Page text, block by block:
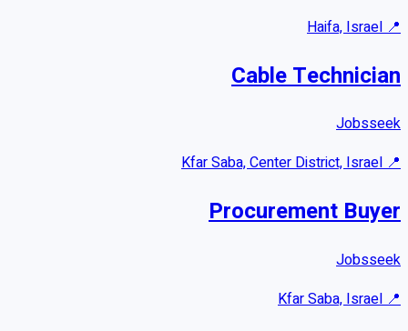
📍
Haifa, Israel
Cable Technician
Jobsseek
📍
Kfar Saba, Center District, Israel
Procurement Buyer
Jobsseek
📍
Kfar Saba, Israel